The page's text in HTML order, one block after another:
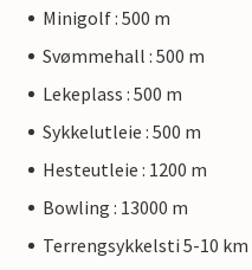
Minigolf : 500 m
Svømmehall : 500 m
Lekeplass : 500 m
Sykkelutleie : 500 m
Hesteutleie : 1200 m
Bowling : 13000 m
Terrengsykkelsti 5-10 km